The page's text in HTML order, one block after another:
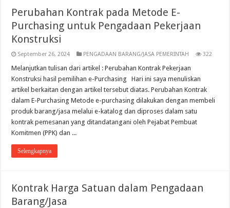
Perubahan Kontrak pada Metode E-
Purchasing untuk Pengadaan Pekerjaan
Konstruksi
September 26, 2024 PENGADAAN BARANG/JASA PEMERINTAH 322
Melanjutkan tulisan dari artikel : Perubahan Kontrak Pekerjaan
Konstruksi hasil pemilihan e-Purchasing Hari ini saya menuliskan
artikel berkaitan dengan artikel tersebut diatas. Perubahan Kontrak
dalam E-Purchasing Metode e-purchasing dilakukan dengan membeli
produk barang/jasa melalui e-katalog dan diproses dalam satu
kontrak pemesanan yang ditandatangani oleh Pejabat Pembuat
Komitmen (PPK) dan ...
Selengkapnya
Kontrak Harga Satuan dalam Pengadaan
Barang/Jasa